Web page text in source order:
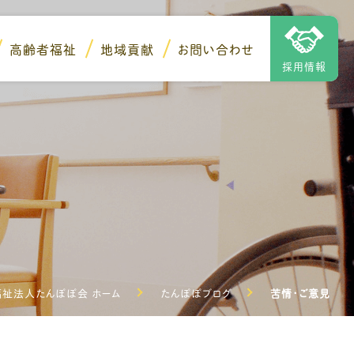
高齢者福祉 地域貢献 お問い合わせ
採用情報
法人たんぽぽ会 ホーム たんぽぽブログ 苦情・ご意見